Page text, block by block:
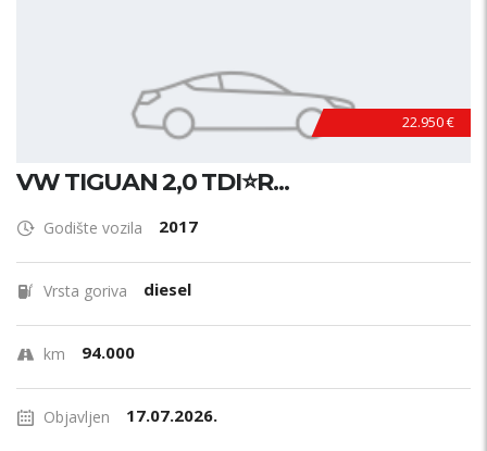
22.950 €
VW TIGUAN 2,0 TDI⭐R...
Godište vozila 2017
Vrsta goriva diesel
km 94.000
Objavljen 17.07.2026.